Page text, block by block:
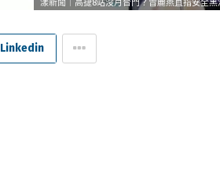
漾新聞｜高捷8站沒月台門？曾麗燕直指安全黑
Linkedin